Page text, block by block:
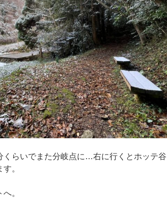
くらいでまた分岐点に…右に行くとホッテ谷
。
。